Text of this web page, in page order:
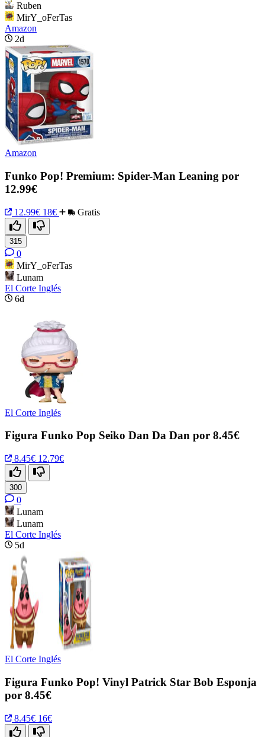
Ruben
MirY_oFerTas
Amazon
2d
Amazon
Funko Pop! Premium: Spider-Man Leaning por
12.99€
12.99€ 18€ Gratis
315
0
MirY_oFerTas
Lunam
El Corte Inglés
6d
El Corte Inglés
Figura Funko Pop Seiko Dan Da Dan por 8.45€
8.45€ 12.79€
300
0
Lunam
Lunam
El Corte Inglés
5d
El Corte Inglés
Figura Funko Pop! Vinyl Patrick Star Bob Esponja
por 8.45€
8.45€ 16€